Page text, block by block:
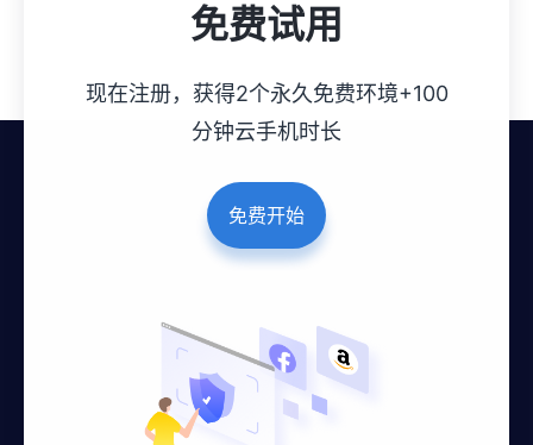
免费试用
现在注册，获得2个永久免费环境+100
分钟云手机时长
免费开始